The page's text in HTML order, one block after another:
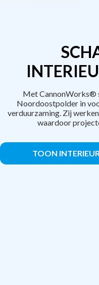
Met CannonWorks®
Noordoostpolder in
verduurzaming. Zij
waardoor
TOON